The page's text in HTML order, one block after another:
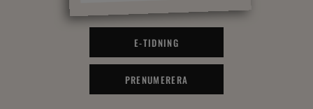
E-TIDNING
PRENUMERERA